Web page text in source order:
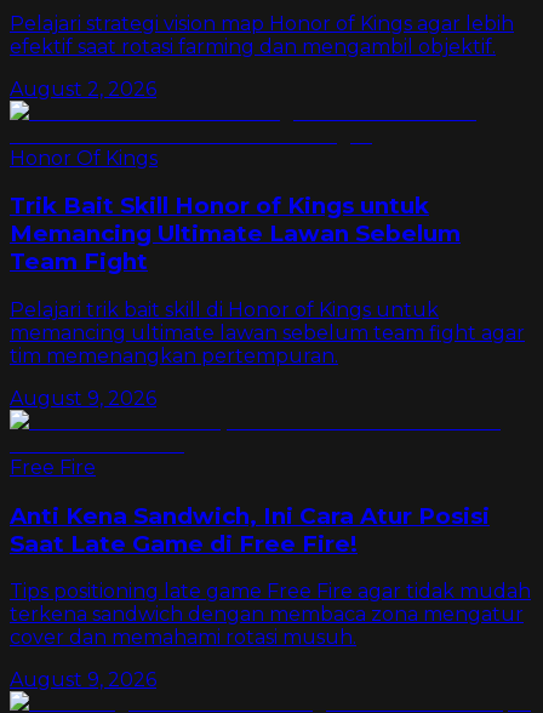
Pelajari strategi vision map Honor of Kings agar lebih
efektif saat rotasi farming dan mengambil objektif.
August 2, 2026
Honor Of Kings
Trik Bait Skill Honor of Kings untuk
Memancing Ultimate Lawan Sebelum
Team Fight
Pelajari trik bait skill di Honor of Kings untuk
memancing ultimate lawan sebelum team fight agar
tim memenangkan pertempuran.
August 9, 2026
Free Fire
Anti Kena Sandwich, Ini Cara Atur Posisi
Saat Late Game di Free Fire!
Tips positioning late game Free Fire agar tidak mudah
terkena sandwich dengan membaca zona mengatur
cover dan memahami rotasi musuh.
August 9, 2026